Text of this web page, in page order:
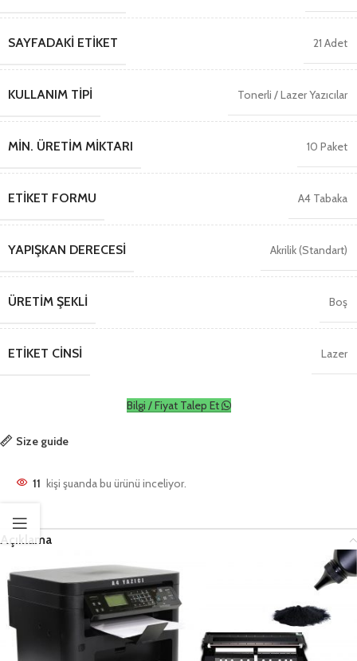
SAYFADAKI ETIKET 21 Adet
KULLANIM TIPI Tonerli / Lazer Yazıcılar
MIN. ÜRETIM MIKTARI 10 Paket
ETIKET FORMU A4 Tabaka
YAPIŞKAN DERECESI Akrilik (Standart)
ÜRETIM ŞEKLI Boş
ETIKET CINSI Lazer
Bilgi / Fiyat Talep Et
Size guide
11 kişi şuanda bu ürünü inceliyor.
Açıklama